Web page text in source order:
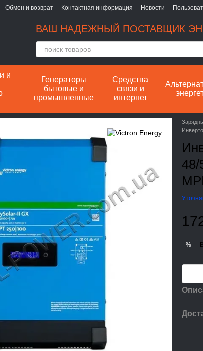
Обмен и возврат Контактная информация Новости
ВАШ НАДЕЖНЫЙ ПОСТАВЩИК
и
Генераторы
бытовые и
промышленные
Средства
связи и
интернет
48/
%